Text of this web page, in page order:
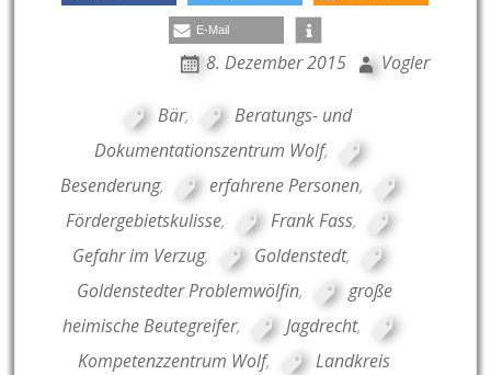
E-Mail
8. Dezember 2015 Vogler
Bär,
Beratungs- und
Dokumentationszentrum Wolf,
Besenderung, erfahrene Personen,
Fördergebietskulisse, Frank Fass,
Gefahr im Verzug, Goldenstedt,
Goldenstedter Problemwölfin,
große
heimische Beutegreifer, Jagdrecht,
Kompetenzzentrum Wolf,
Landkreis